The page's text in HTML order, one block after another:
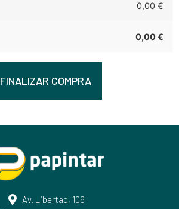
0,00 €
0,00€
FINALIZAR COMPRA
Av. Libertad, 106